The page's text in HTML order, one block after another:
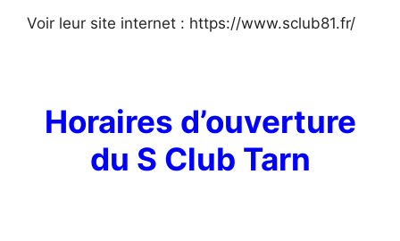
Voir leur site internet : https://www.sclub81.fr/
Horaires d’ouverture
du S Club Tarn